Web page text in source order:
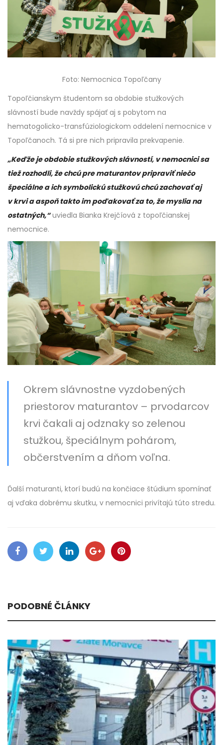
Foto: Nemocnica Topoľčany
Topoľčianskym študentom sa obdobie stužkových
slávností bude navždy spájať aj s pobytom na
hematogolicko-transfúziologickom oddelení nemocnice v
Topoľčanoch. Tá si pre nich pripravila prekvapenie.
„Keďže je obdobie stužkových slávností, v nemocnici sa
tiež rozhodli, že chcú pre maturantov pripraviť niečo
špeciálne a ich symbolickú stužkovú chcú zachovať aj
v krvi a aspoň takto im poďakovať za to, že myslia na
ostatných,“uviedla Bianka Krejčíová z topoľčianskej
nemocnice.
Okrem slávnostne vyzdobených
priestorov maturantov – prvodarcov
krvi čakali aj odznaky so zelenou
stužkou, špeciálnym pohárom,
občerstvením a dňom voľna.
Ďalší maturanti, ktorí budú na končiace štúdium spomínať
aj vďaka dobrému skutku, v nemocnici privítajú túto stredu.
PODOBNÉ ČLÁNKY